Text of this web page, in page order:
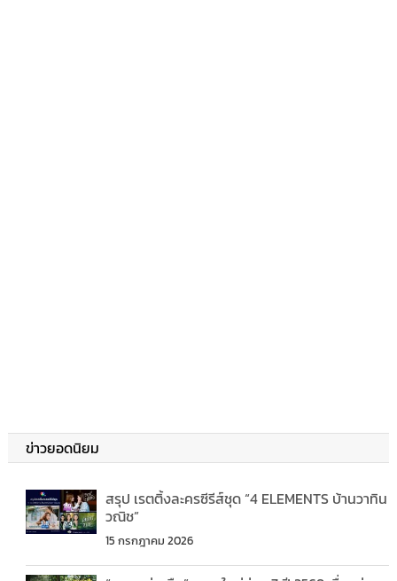
ข่าวยอดนิยม
สรุป เรตติ้งละครซีรีส์ชุด “4 ELEMENTS บ้านวาทิน
วณิช”
15 กรกฎาคม 2026